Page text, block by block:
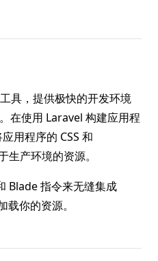
具，提供极快的开发环境
在使用 Laravel 构建应用程
用程序的 CSS 和
生产环境的资源。
Blade 指令来无缝集成
你的资源。